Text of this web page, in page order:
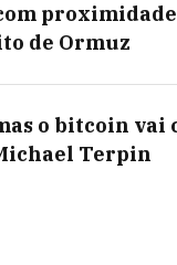
de Ormuz
o bitcoin vai
Terpin